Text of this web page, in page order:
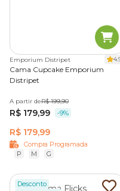
Emporium Distripet
Cama Cupcake Emporium
Distripet
A partir deR$ 199,90
R$ 179,99 -9%
R$ 179,99
Compra Programada
P
M G
Desconto